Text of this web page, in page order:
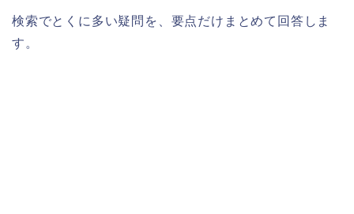
検索でとくに多い疑問を、要点だけまとめて回答しま
す。